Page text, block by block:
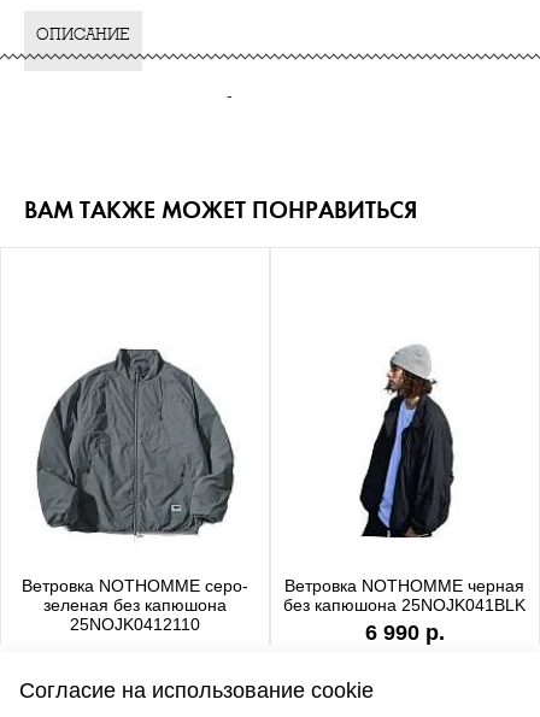
ОПИСАНИЕ
-
ВАМ ТАКЖЕ МОЖЕТ ПОНРАВИТЬСЯ
Ветровка NOTHOMME серо-
зеленая без капюшона
25NOJK0412110
Ветровка NOTHOMME черная
без капюшона 25NOJK041BLK
6 990 р.
Согласие на использование cookie